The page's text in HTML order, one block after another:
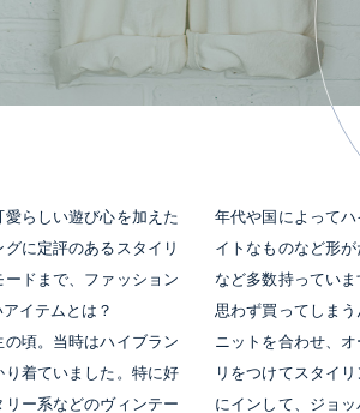
らしい遊び心を加えた
に定評のあるスタイリ
ドまで、ファッション
イテムとは？
の頃。当時はハイブラン
り着ていました。特に好
ー系などのヴィンテー
年代や国によって
イトなものなど形
など多数持っていま
思わず買ってしま
ニットを合わせ、
リをつけてスタイ
にインして、ジョ